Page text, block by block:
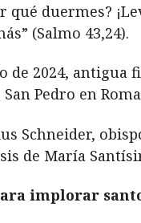
qué duermes?
(Salmo 43,24).
de 2024, antigua
Pedro en Roma
Schneider,
de María
implorar